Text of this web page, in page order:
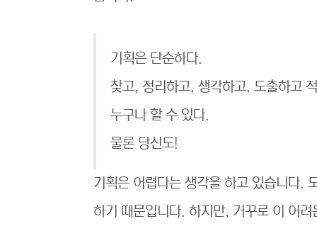
기획은 단순하다.
찾고, 정리하고, 생각하고, 도출하고
누구나 할 수 있다.
물론 당신도!
기획은 어렵다는 생각을 하고 있습니다.
하기 때문입니다. 하지만, 거꾸로 이 어